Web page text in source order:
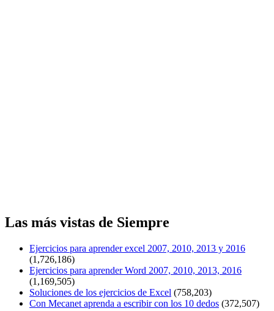
Las más vistas de Siempre
Ejercicios para aprender excel 2007, 2010, 2013 y 2016
(1,726,186)
Ejercicios para aprender Word 2007, 2010, 2013, 2016
(1,169,505)
Soluciones de los ejercicios de Excel (758,203)
Con Mecanet aprenda a escribir con los 10 dedos (372,507)